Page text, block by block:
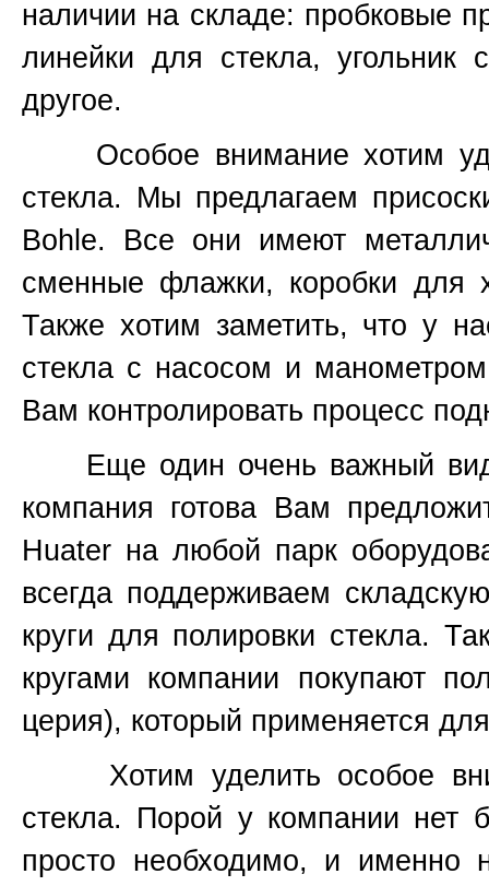
наличии на складе: пробковые
линейки для стекла, угольник
другое.
Особое внимание хотим
стекла. Мы предлагаем
Bohle. Все они имеют
сменные флажки, коробки для
Также хотим заметить, что у
стекла с насосом и
Вам контролировать процесс
Еще один очень важный вид
компания готова Вам
Huater на любой парк
всегда поддерживаем
круги для полировки стекла.
кругами компании покупают
церия), который применяется
Хотим уделить особое
стекла. Порой у компании нет
просто необходимо, и